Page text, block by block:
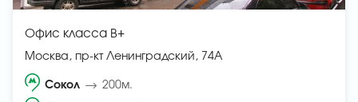
Офис класса B+
Москва, пр-кт Ленинградский, 74А
Сокол 200м.